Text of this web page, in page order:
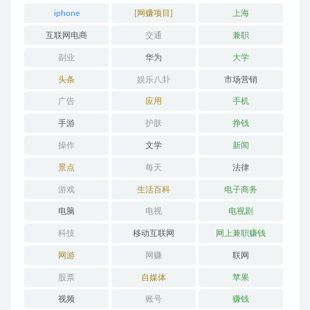
iphone [网赚项目] 上海
互联网电商 交通 兼职
副业 华为 大学
头条 娱乐八卦 市场营销
广告 应用 手机
手游 护肤 挣钱
操作 文学 新闻
景点 每天 法律
游戏 生活百科 电子商务
电脑 电视 电视剧
科技 移动互联网 网上兼职赚钱
网游 网赚 联网
股票 自媒体 苹果
视频 账号 赚钱